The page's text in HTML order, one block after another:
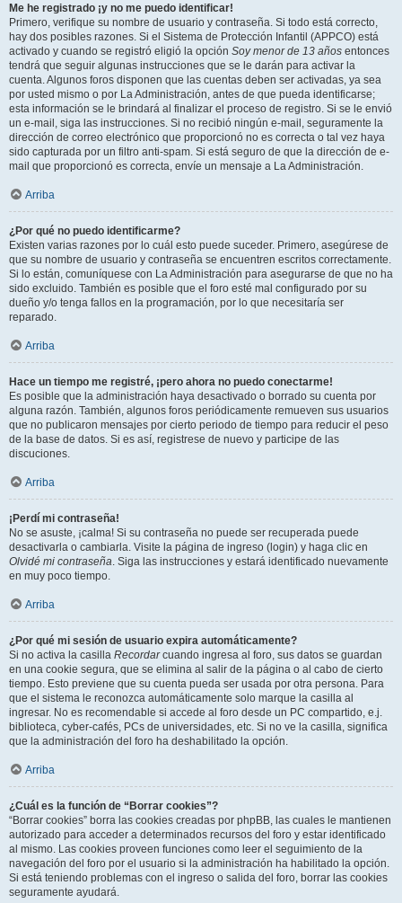
Me he registrado ¡y no me puedo identificar!
Primero, verifique su nombre de usuario y contraseña. Si todo está correcto,
hay dos posibles razones. Si el Sistema de Protección Infantil (APPCO) está
activado y cuando se registró eligió la opción Soy menor de 13 años entonces
tendrá que seguir algunas instrucciones que se le darán para activar la
cuenta. Algunos foros disponen que las cuentas deben ser activadas, ya sea
por usted mismo o por La Administración, antes de que pueda identificarse;
esta información se le brindará al finalizar el proceso de registro. Si se le envió
un e-mail, siga las instrucciones. Si no recibió ningún e-mail, seguramente la
dirección de correo electrónico que proporcionó no es correcta o tal vez haya
sido capturada por un filtro anti-spam. Si está seguro de que la dirección de e-
mail que proporcionó es correcta, envíe un mensaje a La Administración.
Arriba
¿Por qué no puedo identificarme?
Existen varias razones por lo cuál esto puede suceder. Primero, asegúrese de
que su nombre de usuario y contraseña se encuentren escritos correctamente.
Si lo están, comuníquese con La Administración para asegurarse de que no ha
sido excluido. También es posible que el foro esté mal configurado por su
dueño y/o tenga fallos en la programación, por lo que necesitaría ser
reparado.
Arriba
Hace un tiempo me registré, ¡pero ahora no puedo conectarme!
Es posible que la administración haya desactivado o borrado su cuenta por
alguna razón. También, algunos foros periódicamente remueven sus usuarios
que no publicaron mensajes por cierto periodo de tiempo para reducir el peso
de la base de datos. Si es así, registrese de nuevo y participe de las
discuciones.
Arriba
¡Perdí mi contraseña!
No se asuste, ¡calma! Si su contraseña no puede ser recuperada puede
desactivarla o cambiarla. Visite la página de ingreso (login) y haga clic en
Olvidé mi contraseña. Siga las instrucciones y estará identificado nuevamente
en muy poco tiempo.
Arriba
¿Por qué mi sesión de usuario expira automáticamente?
Si no activa la casilla Recordarcuando ingresa al foro, sus datos se guardan
en una cookie segura, que se elimina al salir de la página o al cabo de cierto
tiempo. Esto previene que su cuenta pueda ser usada por otra persona. Para
que el sistema le reconozca automáticamente solo marque la casilla al
ingresar. No es recomendable si accede al foro desde un PC compartido, e.j.
biblioteca, cyber-cafés, PCs de universidades, etc. Si no ve la casilla, significa
que la administración del foro ha deshabilitado la opción.
Arriba
¿Cuál es la función de “Borrar cookies”?
“Borrar cookies” borra las cookies creadas por phpBB, las cuales le mantienen
autorizado para acceder a determinados recursos del foro y estar identificado
al mismo. Las cookies proveen funciones como leer el seguimiento de la
navegación del foro por el usuario si la administración ha habilitado la opción.
Si está teniendo problemas con el ingreso o salida del foro, borrar las cookies
seguramente ayudará.